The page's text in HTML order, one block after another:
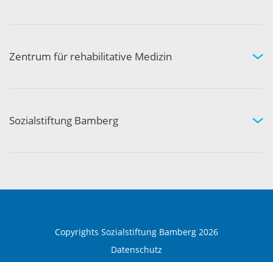
Aktivität und Gemeinschaft
Zentrum für rehabilitative Medizin
Medical Wellness
Sozialstiftung Bamberg
Copyrights Sozialstiftung Bamberg 2026
Datenschutz